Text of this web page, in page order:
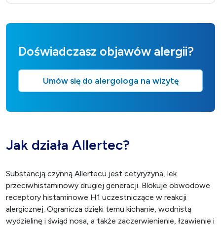
Doświadczasz objawów alergii?
Umów się do alergologa na wizytę
Jak działa Allertec?
Substancją czynną Allertecu jest cetyryzyna, lek
przeciwhistaminowy drugiej generacji. Blokuje obwodowe
receptory histaminowe H1 uczestniczące w reakcji
alergicznej. Ogranicza dzięki temu kichanie, wodnistą
wydzielinę i świąd nosa, a także zaczerwienienie, łzawienie i